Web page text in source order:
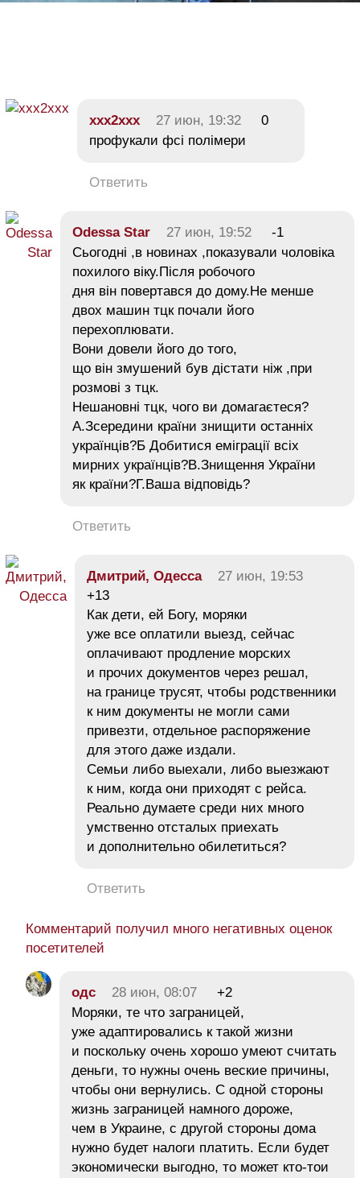
xxx2xxx 27 июн, 19:32
0
профукали фсі полімери
Ответить
Odessa Star 27 июн, 19:52
-1
Сьогодні ,в новинах ,показували чоловіка
похилого віку.Після робочого
дня він повертався до дому.Не менше
двох машин тцк почали його
перехоплювати.
Вони довели його до того,
що він змушений був дістати ніж ,при
розмові з тцк.
Нешановні тцк, чого ви домагаєтеся?
А.Зсередини країни знищити останніх
українців?Б Добитися еміграції всіх
мирних українців?В.Знищення України
як країни?Г.Ваша відповідь?
Ответить
Дмитрий, Одесса
27 июн, 19:53
+13
Как дети, ей Богу, моряки
уже все оплатили выезд, сейчас
оплачивают продление морских
и прочих документов через решал,
на границе трусят, чтобы родственники
к ним документы не могли сами
привезти, отдельное распоряжение
для этого даже издали.
Семьи либо выехали, либо выезжают
к ним, когда они приходят с рейса.
Реально думаете среди них много
умственно отсталых приехать
и дополнительно обилетиться?
Ответить
Комментарий получил много негативных оценок
посетителей
одс 28 июн, 08:07
+2
Моряки, те что заграницей,
уже адаптировались к такой жизни
и поскольку очень хорошо умеют считать
деньги, то нужны очень веские причины,
чтобы они вернулись. С одной стороны
жизнь заграницей намного дороже,
чем в Украине, с другой стороны дома
нужно будет налоги платить. Если будет
экономически выгодно, то может кто-тои